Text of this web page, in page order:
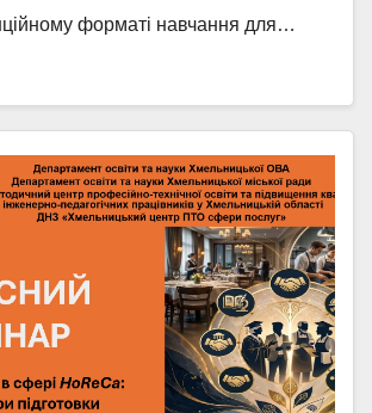
форматі навчання для…